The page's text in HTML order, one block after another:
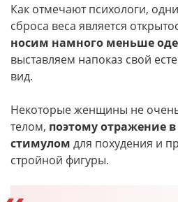
Как отмечают психологи,
сброса веса является
носим намного меньше
выставляем напоказ свой
вид.
Некоторые женщины не
телом, поэтому отражение в
стимулом для похудения и
стройной фигуры.